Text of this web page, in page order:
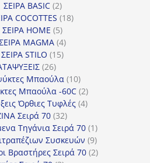
ΣΕΙΡΑ BASIC 22
προϊόντα
COCOTTES 1818
ΣΕΙΡΑ HOME 55
προϊόντα
MAGMA 44
προϊόντα
ΣΕΙΡΑ STILO 1515
2626
προϊόντα
Μπαούλα 1010
προϊόντα
Μπαούλα -60C 22
προϊόντα
Όρθιες Τυφλές 44
Σειρά 70 3232
προϊόντα
Τηγάνια Σειρά 70 11
προϊόν
Συσκευών 99
προϊόντα
Βραστήρες Σειρά 70 22